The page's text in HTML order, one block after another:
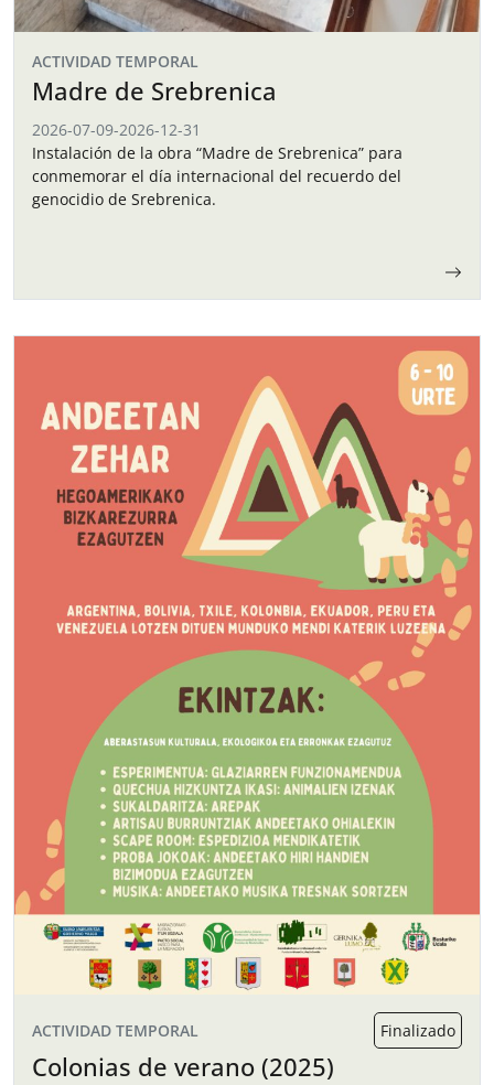
ACTIVIDAD TEMPORAL
Madre de Srebrenica
2026-07-09-2026-12-31
Instalación de la obra “Madre de Srebrenica” para
conmemorar el día internacional del recuerdo del
genocidio de Srebrenica.
ACTIVIDAD TEMPORAL Finalizado
Colonias de verano (2025)